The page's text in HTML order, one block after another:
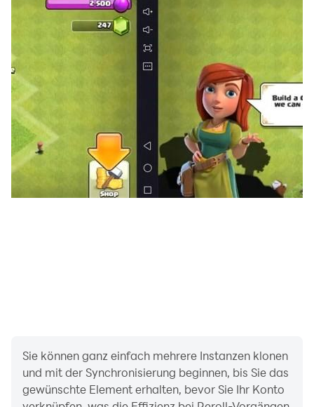
👑 Adels-System: Erreiche neue Prestigestufen und
beweise, dass du ein wahrer Kartenmeister bist. Macht
und Respekt erwarten dich!
👀 Entdecke die Champions anderer Spieler: Schau dir
die Champions anderer Spieler an, lerne ihre Strategien
und fordere sie heraus, um neue Belohnungen zu
erhalten.
🔗 Teile dein Social-Media-Profil: Auf dem Bildschirm
deines Champions kannst du dein Social-Media-Profil
💸 Wetten auf Mehrspieler-Kämpfe: Traust du dich, auf
deinen Sieg zu setzen? Wette, um große Belohnungen
in den Mehrspieler-Kämpfen zu gewinnen.
Sie können ganz einfach mehrere Instanzen klonen
und mit der Synchronisierung beginnen, bis Sie das
gewünschte Element erhalten, bevor Sie Ihr Konto